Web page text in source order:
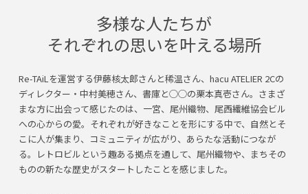
多様な人たちが
それぞれの思いを叶える場所
Re-TAiLを運営する伊藤核太郎さんと稀温さん、hacu ATELIER 2Cの
ディレクター・中村美穂さん、書庫と◯◯の栗本真壱さん。さまざ
まな方に出会って感じたのは、一宮、尾州織物、尾西繊維協会ビル
への心からの愛。それぞれが好きなことを形にする中で、自然とそ
こに人が集まり、コミュニティが広がり、あらたな活動につなが
る。レトロビルという趣ある拠点を通して、尾州織物や、まちその
ものの新たな歴史がスタートしたことを感じました。